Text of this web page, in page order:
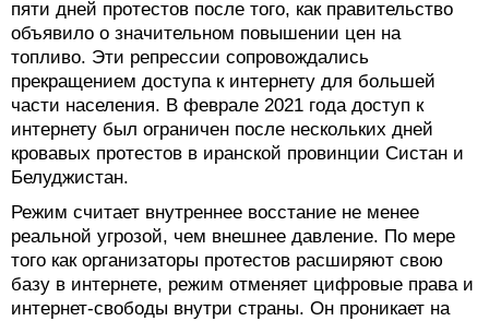
пяти дней протестов после того, как правительство
объявило о значительном повышении цен на
топливо. Эти репрессии сопровождались
прекращением доступа к интернету для большей
части населения. В феврале 2021 года доступ к
интернету был ограничен после нескольких дней
кровавых протестов в иранской провинции Систан и
Белуджистан.
Режим считает внутреннее восстание не менее
реальной угрозой, чем внешнее давление. По мере
того как организаторы протестов расширяют свою
базу в интернете, режим отменяет цифровые права и
интернет-свободы внутри страны. Он проникает на